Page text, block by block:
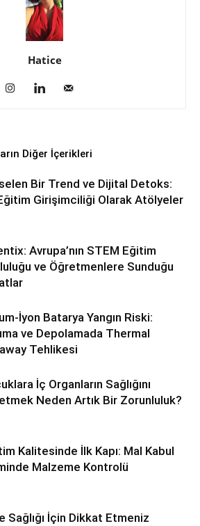
Hatice
Diğer İçerikleri
Bir Trend ve Dijital Detoks:
Girişimciliği Olarak Atölyeler
Avrupa’nın STEM Eğitim
ve Öğretmenlere Sunduğu
İyon Batarya Yangın Riski:
ve Depolamada Thermal
Tehlikesi
İç Organların Sağlığını
Neden Artık Bir Zorunluluk?
Kalitesinde İlk Kapı: Mal Kabul
Malzeme Kontrolü
Sağlığı İçin Dikkat Etmeniz